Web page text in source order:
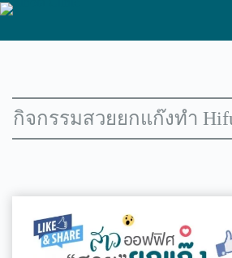
ข้าม
กิจกรรมสวยยกแก๊งทำ